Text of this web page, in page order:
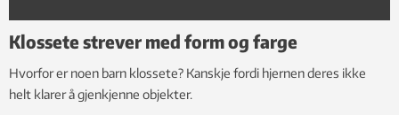
Klossete strever med form og farge
Hvorfor er noen barn klossete? Kanskje fordi hjernen deres ikke
helt klarer å gjenkjenne objekter.